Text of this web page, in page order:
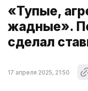
«Тупые,
жадные».
сделал
17 апреля 2025, 21:50